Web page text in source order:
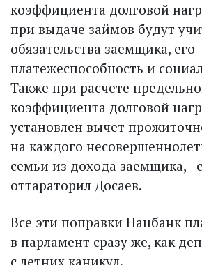
коэффициента долговой
при выдаче займов будут
обязательства заемщика, его
платежеспособность и
Также при расчете
коэффициента долговой
установлен вычет
на каждого
семьи из дохода заемщика, -
оттараторил Досаев.
Все эти поправки Нацбанк
в парламент сразу же, как
с летних каникул.